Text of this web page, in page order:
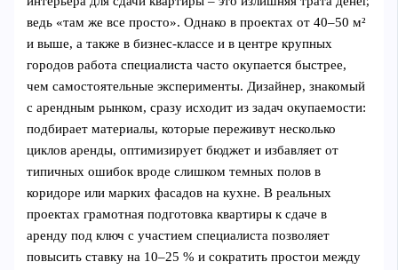
ведь «там же все просто». Однако в проектах от 40–50 м²
и выше, а также в бизнес‑классе и в центре крупных
городов работа специалиста часто окупается быстрее,
чем самостоятельные эксперименты. Дизайнер, знакомый
с арендным рынком, сразу исходит из задач окупаемости:
подбирает материалы, которые переживут несколько
циклов аренды, оптимизирует бюджет и избавляет от
типичных ошибок вроде слишком темных полов в
коридоре или марких фасадов на кухне. В реальных
проектах грамотная подготовка квартиры к сдаче в
аренду под ключ с участием специалиста позволяет
повысить ставку на 10–25 % и сократить простои между